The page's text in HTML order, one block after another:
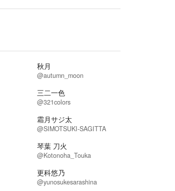
秋月
@autumn_moon
三二一色
@321colors
霜月サジ太
@SIMOTSUKI-SAGITTA
琴葉 刀火
@Kotonoha_Touka
更科悠乃
@yunosukesarashina